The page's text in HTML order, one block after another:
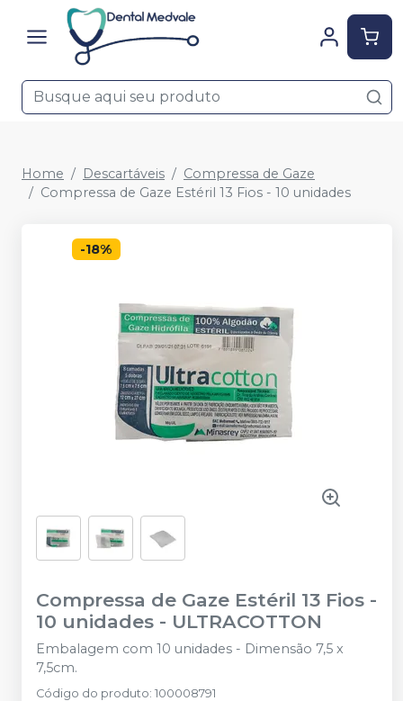
Home Descartáveis
Compressa de Gaze
Compressa de Gaze Estéril 13 Fios - 10 unidades
-18%
Compressa de Gaze Estéril 13 Fios -
10 unidades - ULTRACOTTON
Embalagem com 10 unidades - Dimensão 7,5 x
7,5cm.
Código do produto: 100008791